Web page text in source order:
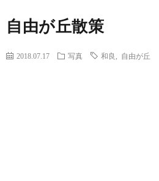
自由が丘散策
2018.07.17 写真 和良 自由が丘